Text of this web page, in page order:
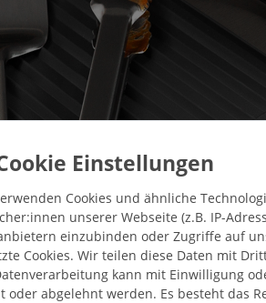
Cookies und ähnliche
unserer Webseite (z.B. IP-
einzubinden oder Zugriffe auf
Cookies. Wir teilen diese Daten mit
kann mit Einwilligung
oder abgelehnt werden. Es besteht das